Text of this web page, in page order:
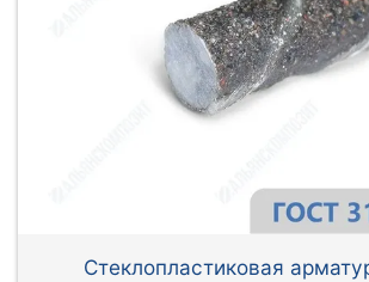
Стеклопластиковая